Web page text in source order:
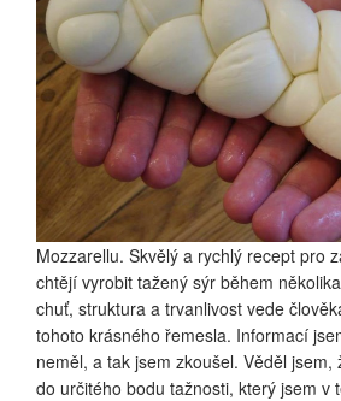
Mozzarellu. Skvělý a rychlý recept pro
chtějí vyrobit tažený sýr během
chuť, struktura a trvanlivost vede
tohoto krásného řemesla. Informací
neměl, a tak jsem zkoušel. Věděl
do určitého bodu tažnosti, který jsem v